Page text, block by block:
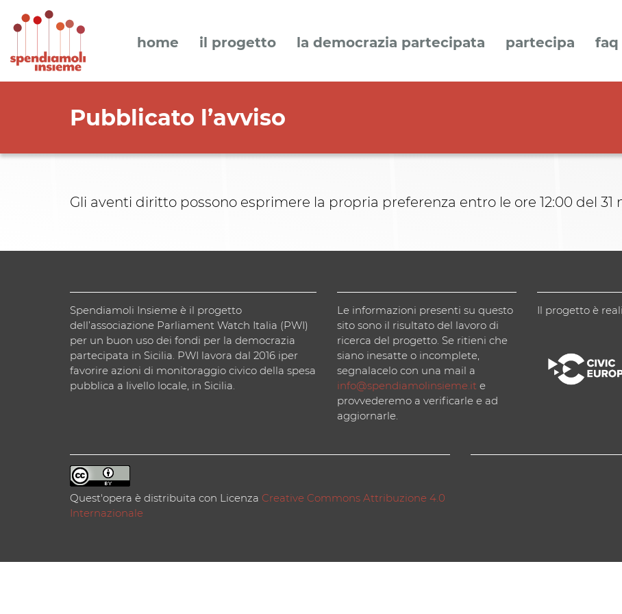
home il progetto la democrazia partecipata partecipa faq
Pubblicato l’avviso
Gli aventi diritto possono esprimere la propria preferenza entro le ore 12:00 del 31
Spendiamoli Insieme è il progetto
dell’associazione Parliament Watch Italia (PWI)
per un buon uso dei fondi per la democrazia
partecipata in Sicilia. PWI lavora dal 2016 iper
favorire azioni di monitoraggio civico della spesa
pubblica a livello locale, in Sicilia.
Le informazioni presenti su questo
sito sono il risultato del lavoro di
ricerca del progetto. Se ritieni che
siano inesatte o incomplete,
segnalacelo con una mail a
info@spendiamolinsieme.ite
provvederemo a verificarle e ad
aggiornarle.
Il progetto è
Quest'opera è distribuita con Licenza Creative Commons Attribuzione 4.0
Internazionale